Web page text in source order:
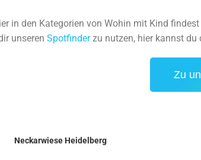
in den Kategorien von Wohin mit Kind
unseren Spotfinderzu nutzen, hier kannst du
Zu
Neckarwiese Heidelberg